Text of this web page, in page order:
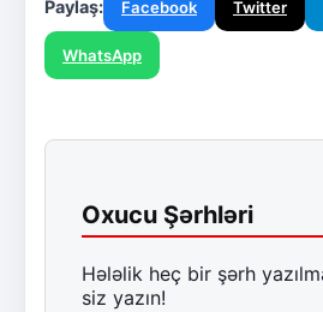
Paylaş: Facebook Twitter
WhatsApp
Oxucu Şərhləri
Hələlik heç bir şərh
siz yazın!